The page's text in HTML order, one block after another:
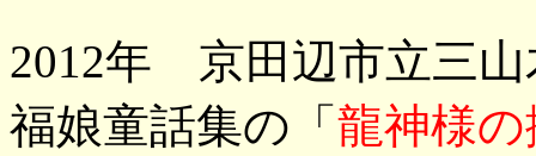
2012年 京田辺市立三山
福娘童話集の「 龍神様